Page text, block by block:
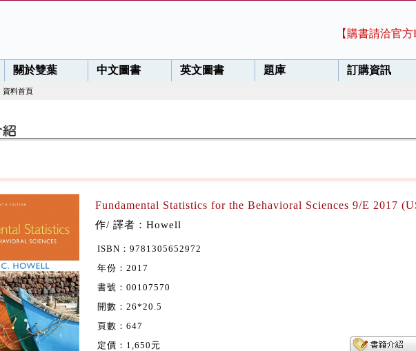
【購書請洽官方
關於雙葉 中文圖書 英文圖書 題庫 訂購資訊
資料首頁
Fundamental Statistics for the Behavioral Sciences 9/E 2017
作/ 譯者：Howell
ISBN：9781305652972
年份：2017
書號：00107570
開數：26*20.5
頁數：647
定價：1,650元